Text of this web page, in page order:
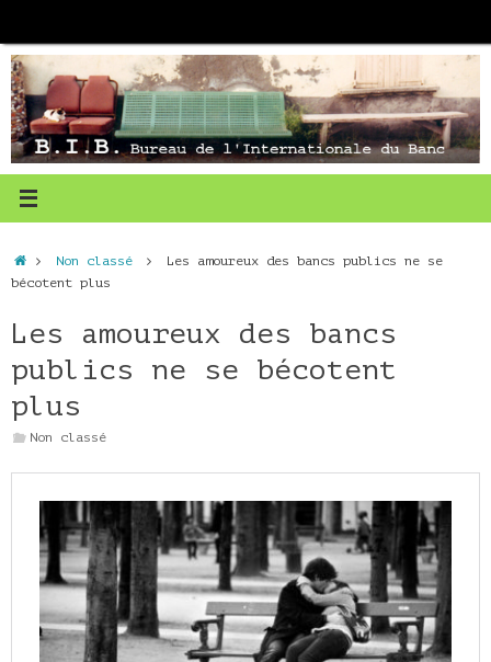
contenu
AccueilNon classé
Les amoureux des bancs publics ne se
bécotent plus
Les amoureux des bancs
publics ne se bécotent
plus
Non classé